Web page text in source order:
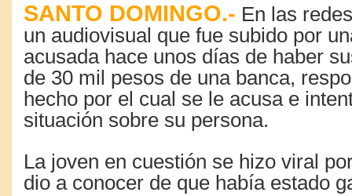
SANTO DOMINGO.- En las
un audiovisual que fue subido por
acusada hace unos días de haber
de 30 mil pesos de una banca,
hecho por el cual se le acusa e
situación sobre su persona.
La joven en cuestión se hizo viral
dio a conocer de que había estado